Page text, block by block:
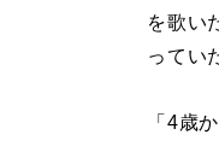
を歌い
ってい
「4歳